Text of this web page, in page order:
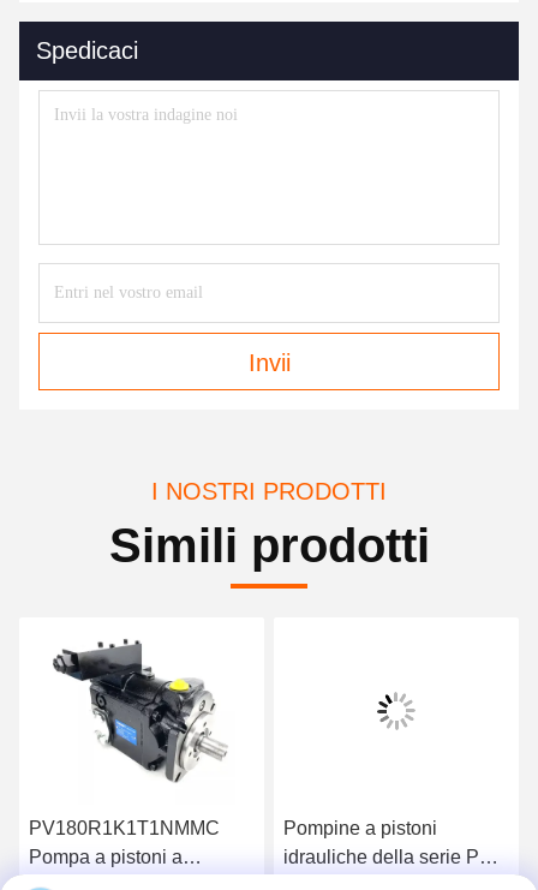
Spedicaci
Invii
I NOSTRI PRODOTTI
Simili prodotti
PV180R1K1T1NMMC
Pompa a pistoni a
spostamento variabile
Pompine a pistoni
idrauliche della serie PV